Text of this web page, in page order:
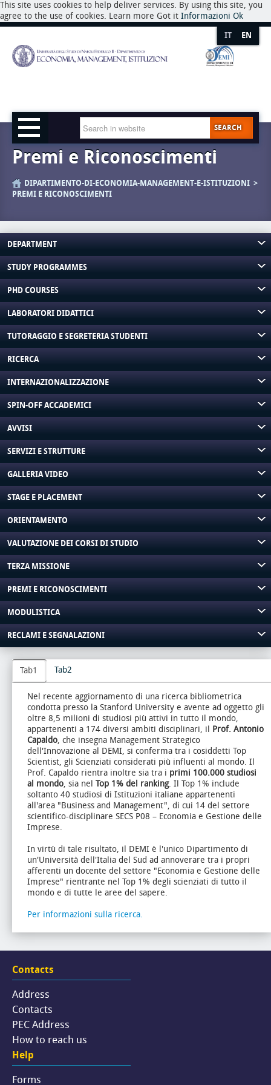
This site uses cookies to help deliver services. By using this site, you
agree to the use of cookies. Learn more Got it Informazioni Ok
IT EN
SEARCH
Premi e Riconoscimenti
DIPARTIMENTO-DI-ECONOMIA-MANAGEMENT-E-ISTITUZIONI
PREMI E RICONOSCIMENTI
DEPARTMENT
STUDY PROGRAMMES
PHD COURSES
LABORATORI DIDATTICI
TUTORAGGIO E SEGRETERIA STUDENTI
RICERCA
INTERNAZIONALIZZAZIONE
SPIN-OFF ACCADEMICI
AVVISI
SERVIZI E STRUTTURE
GALLERIA VIDEO
STAGE E PLACEMENT
ORIENTAMENTO
VALUTAZIONE DEI CORSI DI STUDIO
TERZA MISSIONE
PREMI E RICONOSCIMENTI
MODULISTICA
RECLAMI E SEGNALAZIONI
Tab1 Tab2
Nel recente aggiornamento di una ricerca bibliometrica
condotta presso la Stanford University e avente ad oggetto gli
oltre 8,5 milioni di studiosi più attivi in tutto il mondo,
appartenenti a 174 diversi ambiti disciplinari, il Prof. Antonio
Capaldo, che insegna Management Strategico
dell'Innovazione al DEMI, si conferma tra i cosiddetti Top
Scientist, gli Scienziati considerati più influenti al mondo. Il
Prof. Capaldo rientra inoltre sia tra i primi 100.000 studiosi
al mondo, sia nel Top 1% del ranking. Il Top 1% include
soltanto 40 studiosi di Istituzioni italiane appartenenti
all'area "Business and Management", di cui 14 del settore
scientifico-disciplinare SECS P08 – Economia e Gestione delle
Imprese.
In virtù di tale risultato, il DEMI è l'unico Dipartimento di
un'Università dell'Italia del Sud ad annoverare tra i propri
afferenti un docente del settore "Economia e Gestione delle
Imprese" rientrante nel Top 1% degli scienziati di tutto il
mondo e di tutte le aree del sapere.
Per informazioni sulla ricerca.
Contacts
Address
Contacts
PEC Address
How to reach us
Help
Forms